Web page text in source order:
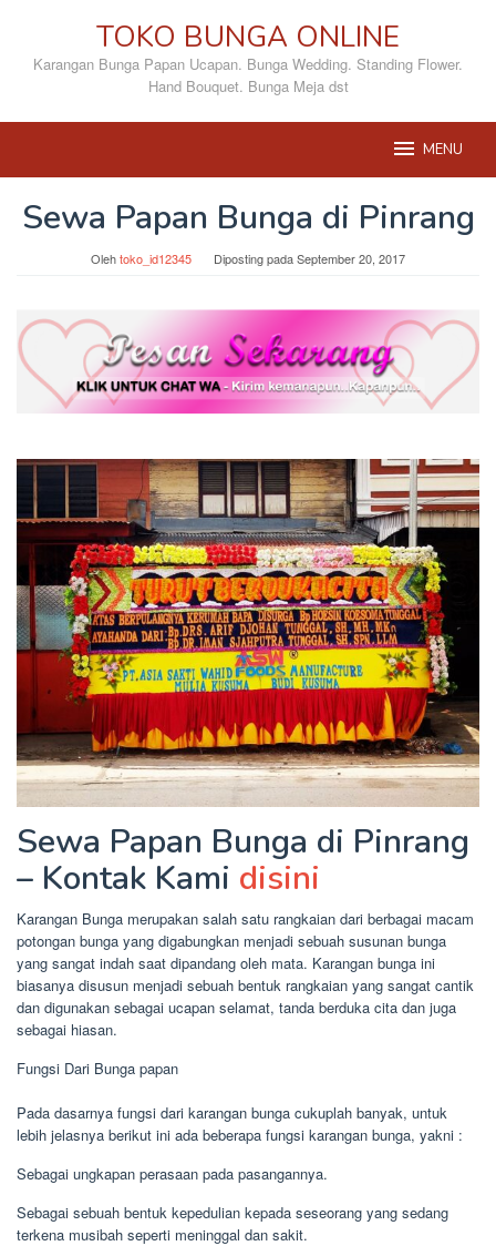
konten
TOKO BUNGA ONLINE
Karangan Bunga Papan Ucapan. Bunga Wedding. Standing Flower.
Hand Bouquet. Bunga Meja dst
MENU
Sewa Papan Bunga di Pinrang
Olehtoko_id12345 Diposting padaSeptember 20, 2017
Sewa Papan Bunga di Pinrang
– Kontak Kami disini
Karangan Bunga merupakan salah satu rangkaian dari berbagai macam
potongan bunga yang digabungkan menjadi sebuah susunan bunga
yang sangat indah saat dipandang oleh mata. Karangan bunga ini
biasanya disusun menjadi sebuah bentuk rangkaian yang sangat cantik
dan digunakan sebagai ucapan selamat, tanda berduka cita dan juga
sebagai hiasan.
Fungsi Dari Bunga papan
Pada dasarnya fungsi dari karangan bunga cukuplah banyak, untuk
lebih jelasnya berikut ini ada beberapa fungsi karangan bunga, yakni :
Sebagai ungkapan perasaan pada pasangannya.
Sebagai sebuah bentuk kepedulian kepada seseorang yang sedang
terkena musibah seperti meninggal dan sakit.